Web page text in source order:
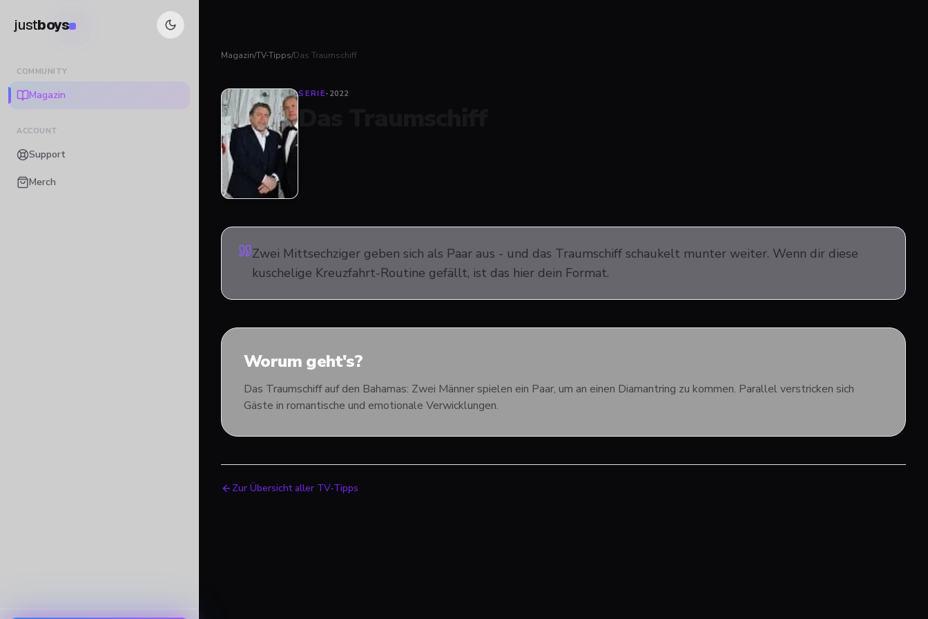
justboys
COMMUNITY
Magazin
ACCOUNT
Support
Merch
Magazin/TV-Tipps/Das Traumschiff
SERIE· 2022
Zwei Mittsechziger geben sich als Paar aus - und das Traumschiff schaukelt munter weiter. Wenn dir diese
kuschelige Kreuzfahrt-Routine gefällt, ist das hier dein Format.
Worum geht's?
Das Traumschiff auf den Bahamas: Zwei Männer spielen ein Paar, um an einen Diamantring zu kommen. Parallel verstricken sich
Gäste in romantische und emotionale Verwicklungen.
Zur Übersicht aller TV-Tipps